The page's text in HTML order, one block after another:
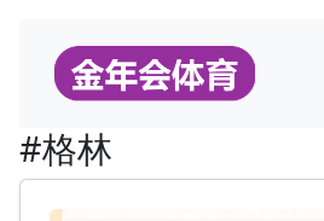
#格林